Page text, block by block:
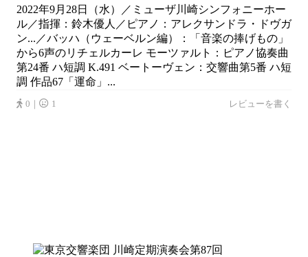
2022年9月28日（水）／ミューザ川崎シンフォニーホー
ル／指揮：鈴木優人／ピアノ：アレクサンドラ・ドヴガ
ン...／バッハ（ウェーベルン編）：「音楽の捧げもの」
から6声のリチェルカーレ モーツァルト：ピアノ協奏曲
第24番 ハ短調 K.491 ベートーヴェン：交響曲第5番 ハ短
調 作品67「運命」...
0｜ 1 レビューを書く